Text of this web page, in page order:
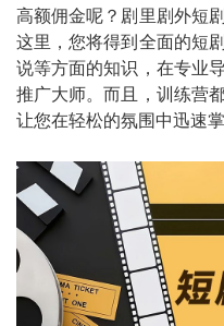
高额佣金呢？剧里剧外短
这里，您将得到全面的短
说等方面的知识，在专业
推广大师。而且，训练营
让您在轻松的氛围中迅速